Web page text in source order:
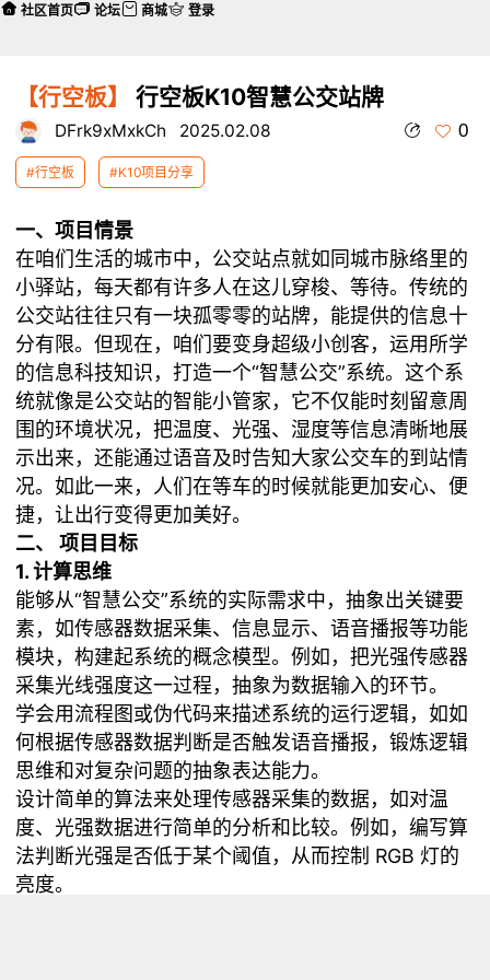
【行空板】 行空板K10智慧公交站牌
DFrk9xMxkCh 2025.02.08 0
#行空板 #K10项目分享
一、项目情景
在咱们生活的城市中，公交站点就如同城市脉络里的
小驿站，每天都有许多人在这儿穿梭、等待。传统的
公交站往往只有一块孤零零的站牌，能提供的信息十
分有限。但现在，咱们要变身超级小创客，运用所学
的信息科技知识，打造一个“智慧公交”系统。这个系
统就像是公交站的智能小管家，它不仅能时刻留意周
围的环境状况，把温度、光强、湿度等信息清晰地展
示出来，还能通过语音及时告知大家公交车的到站情
况。如此一来，人们在等车的时候就能更加安心、便
捷，让出行变得更加美好。
二、 项目目标
1. 计算思维
能够从“智慧公交”系统的实际需求中，抽象出关键要
素，如传感器数据采集、信息显示、语音播报等功能
模块，构建起系统的概念模型。例如，把光强传感器
采集光线强度这一过程，抽象为数据输入的环节。
学会用流程图或伪代码来描述系统的运行逻辑，如如
何根据传感器数据判断是否触发语音播报，锻炼逻辑
思维和对复杂问题的抽象表达能力。
设计简单的算法来处理传感器采集的数据，如对温
度、光强数据进行简单的分析和比较。例如，编写算
法判断光强是否低于某个阈值，从而控制 RGB 灯的
亮度。
社区首页 论坛 商城 登录